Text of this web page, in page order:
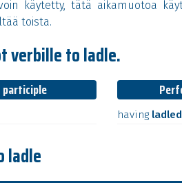
käytetty, tätä aikamuotoa
toista.
verbille to ladle.
participle
having ladled
ladle